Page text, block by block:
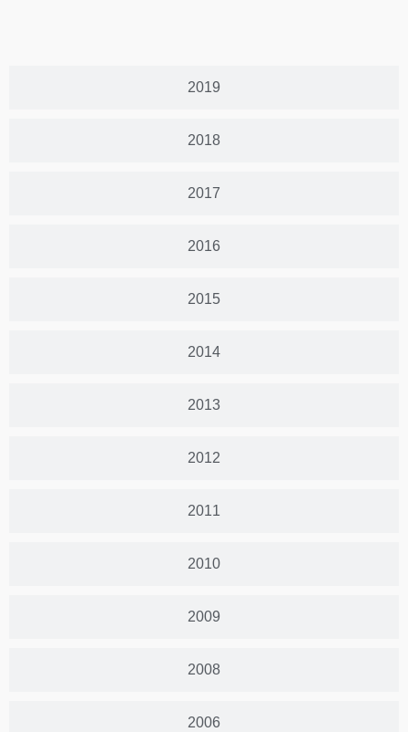
2019
2018
2017
2016
2015
2014
2013
2012
2011
2010
2009
2008
2006